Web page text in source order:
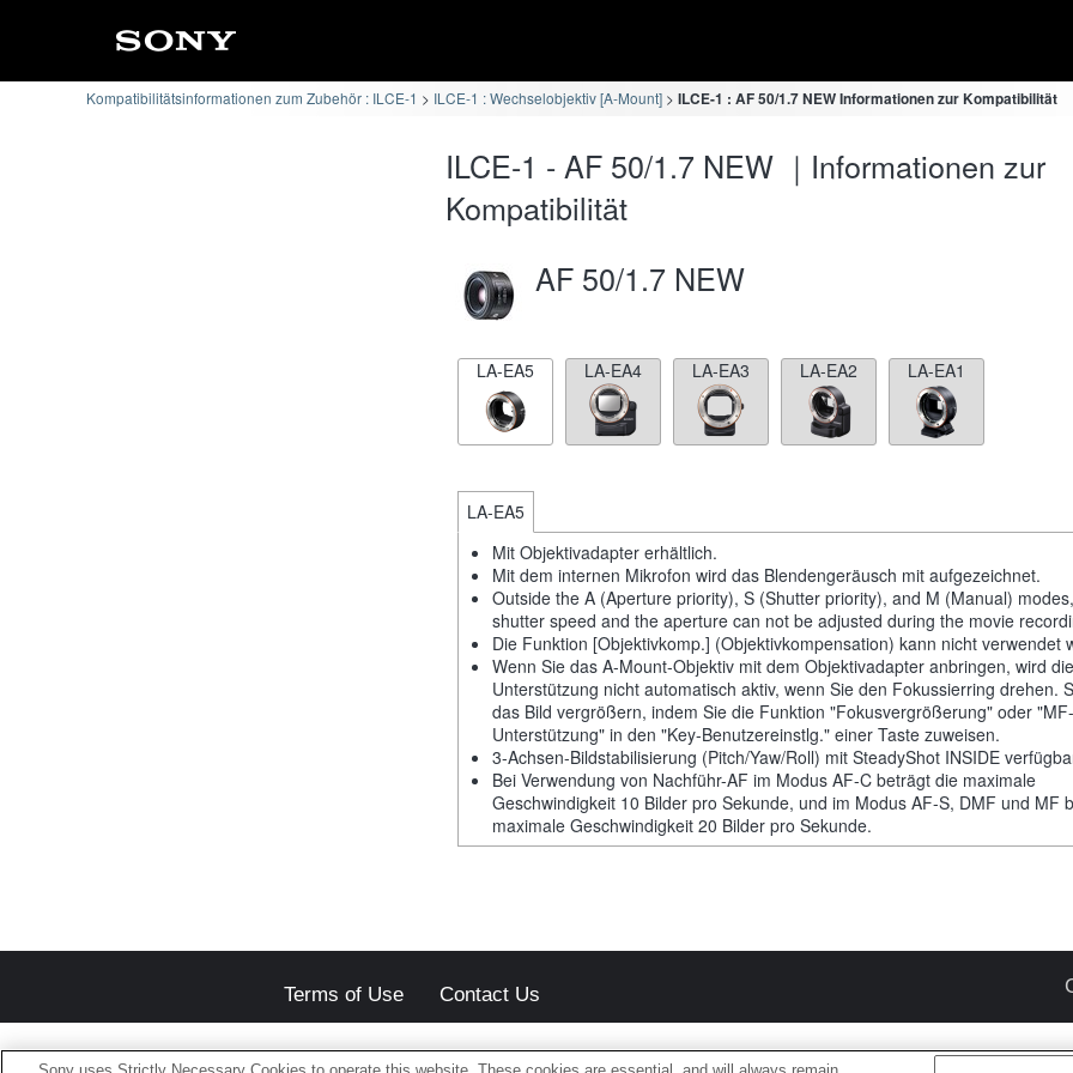
Kompatibilitätsinformationen zum Zubehör : ILCE-1 ILCE-1 : Wechselobjektiv [A-Mount] ILCE-1 : AF 50/1.7 NEW Informationen zur Kompatibilität
ILCE-1 - AF 50/1.7 NEW ｜Informationen zur
Kompatibilität
AF 50/1.7 NEW
LA-EA5 LA-EA4 LA-EA3 LA-EA2 LA-EA1
LA-EA5
Mit Objektivadapter erhältlich.
Mit dem internen Mikrofon wird das Blendengeräusch mit aufgezeichnet.
Outside the A (Aperture priority), S (Shutter priority), and M (Manual)
shutter speed and the aperture can not be adjusted during the movie
Die Funktion [Objektivkomp.] (Objektivkompensation) kann nicht verwendet
Wenn Sie das A-Mount-Objektiv mit dem Objektivadapter anbringen, wird
Unterstützung nicht automatisch aktiv, wenn Sie den Fokussierring drehen.
das Bild vergrößern, indem Sie die Funktion "Fokusvergrößerung" oder "MF-
Unterstützung" in den "Key-Benutzereinstlg." einer Taste zuweisen.
3-Achsen-Bildstabilisierung (Pitch/Yaw/Roll) mit SteadyShot INSIDE
Bei Verwendung von Nachführ-AF im Modus AF-C beträgt die maximale
Geschwindigkeit 10 Bilder pro Sekunde, und im Modus AF-S, DMF und MF
maximale Geschwindigkeit 20 Bilder pro Sekunde.
Terms of Use Contact Us